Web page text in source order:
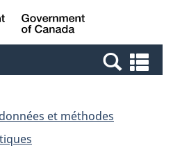
Passer
au
Passer
au
Passer
à
Canada
et
et méthodes